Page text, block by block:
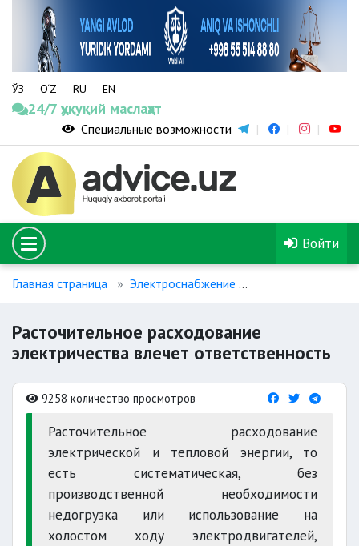
ЎЗ O‘Z RU EN
24/7 ҳуқуқий маслаҳат
Специальные возможности
Войти
Главная страница Электроснабжение
Расточительное расходование
электричества влечет ответственность
9258 количество просмотров
Расточительное расходование
электрической и тепловой энергии, то
есть систематическая, без
производственной необходимости
недогрузка или использование на
холостом ходу электродвигателей,